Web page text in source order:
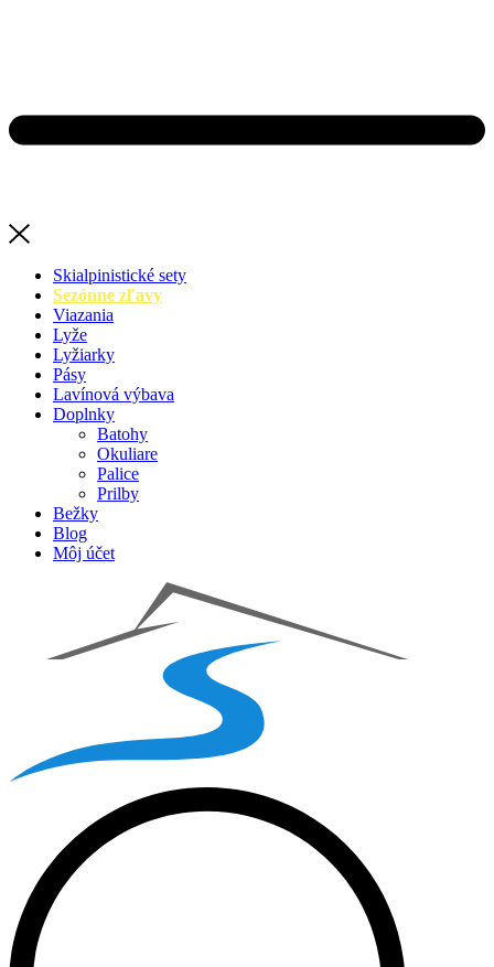
Skialpinistické sety
Sezónne zľavy
Viazania
Lyže
Lyžiarky
Pásy
Lavínová výbava
Doplnky
Batohy
Okuliare
Palice
Prilby
Bežky
Blog
Môj účet